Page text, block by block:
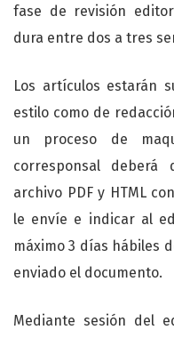
fase de revisión
dura entre dos a tres
Los artículos estarán
estilo como de
un proceso de
corresponsal
archivo PDF y HTML
le envíe e indicar al
máximo 3 días hábiles
enviado el documento.
Mediante sesión del